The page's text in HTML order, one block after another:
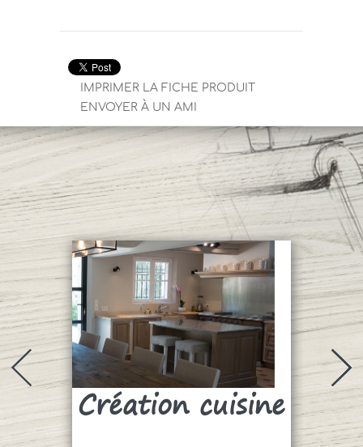
IMPRIMER LA FICHE PRODUIT
ENVOYER À UN AMI
Création cuisine